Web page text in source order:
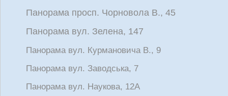
Панорама просп. Чорновола В., 45
Панорама вул. Зелена, 147
Панорама вул. Курмановича В., 9
Панорама вул. Заводська, 7
Панорама вул. Наукова, 12А